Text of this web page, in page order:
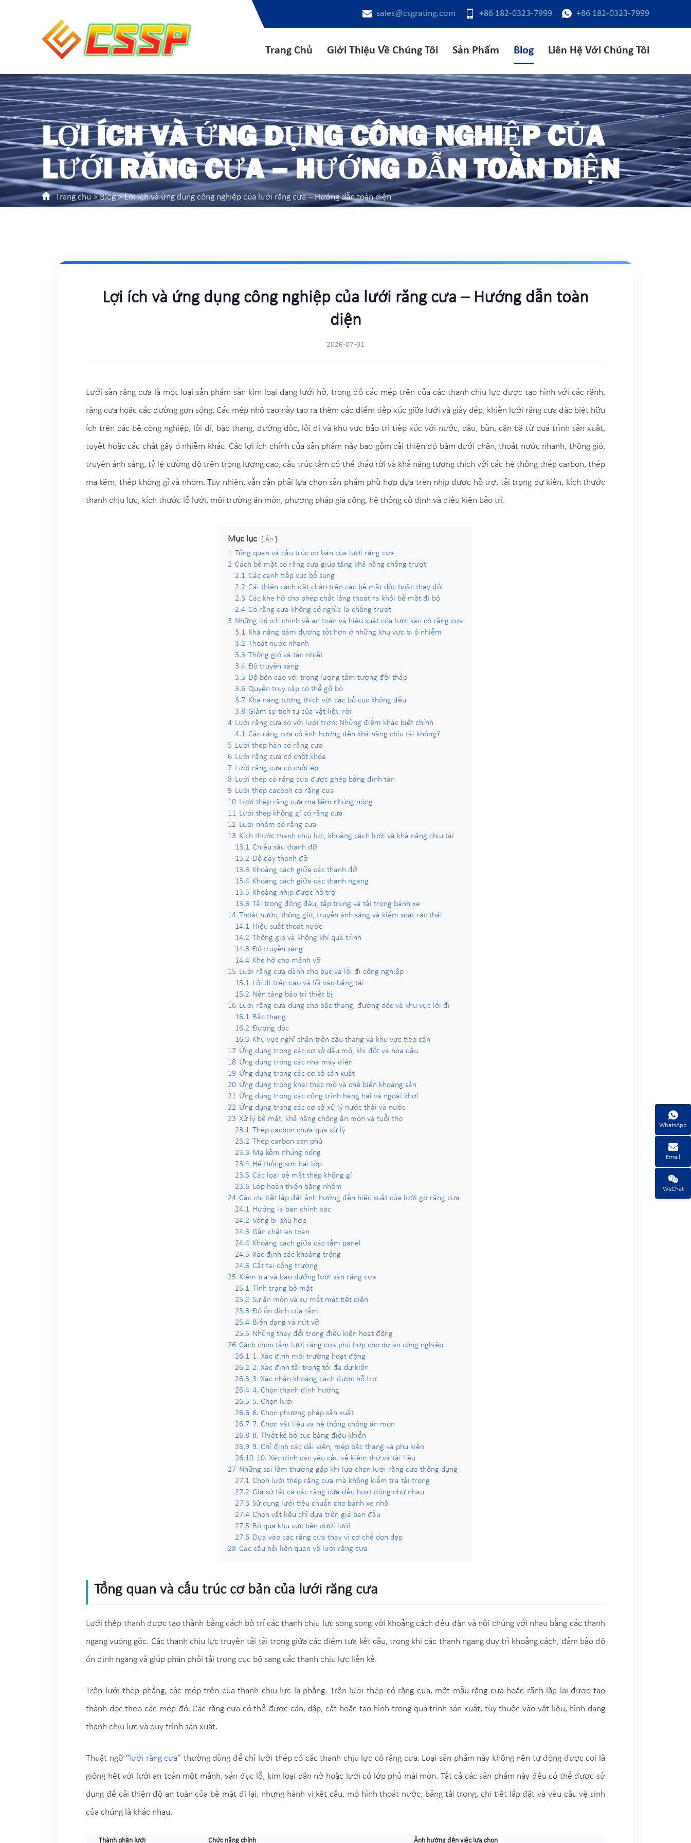
sales@csgrating.com +86 182-0323-7999 +86 182-0323-7999
Trang Chủ Giới Thiệu Về Chúng Tôi Sản Phẩm Blog Liên Hệ Với Chúng Tôi
LỢI ÍCH VÀ ỨNG DỤNG CÔNG NGHIỆP CỦA
LƯỚI RĂNG CƯA – HƯỚNG DẪN TOÀN DIỆN
Trang chủ>Blog> Lợi ích và ứng dụng công nghiệp của lưới răng cưa – Hướng dẫn toàn diện
Lợi ích và ứng dụng công nghiệp của lưới răng cưa – Hướng dẫn toàn
diện
2026-07-01
Lưới sàn răng cưa là một loại sản phẩm sàn kim loại dạng lưới hở, trong đó các mép trên của các thanh chịu lực được tạo hình với các rãnh,
răng cưa hoặc các đường gợn sóng. Các mép nhô cao này tạo ra thêm các điểm tiếp xúc giữa lưới và giày dép, khiến lưới răng cưa đặc biệt hữu
ích trên các bệ công nghiệp, lối đi, bậc thang, đường dốc, lối đi và khu vực bảo trì tiếp xúc với nước, dầu, bùn, cặn bã từ quá trình sản xuất,
tuyết hoặc các chất gây ô nhiễm khác. Các lợi ích chính của sản phẩm này bao gồm cải thiện độ bám dưới chân, thoát nước nhanh, thông gió,
truyền ánh sáng, tỷ lệ cường độ trên trọng lượng cao, cấu trúc tấm có thể tháo rời và khả năng tương thích với các hệ thống thép carbon, thép
mạ kẽm, thép không gỉ và nhôm. Tuy nhiên, vẫn cần phải lựa chọn sản phẩm phù hợp dựa trên nhịp được hỗ trợ, tải trọng dự kiến, kích thước
thanh chịu lực, kích thước lỗ lưới, môi trường ăn mòn, phương pháp gia công, hệ thống cố định và điều kiện bảo trì.
Mục lục Ẩn
1 Tổng quan và cấu trúc cơ bản của lưới răng cưa
2 Cách bề mặt có răng cưa giúp tăng khả năng chống trượt
2.1 Các cạnh tiếp xúc bổ sung
2.2 Cải thiện cách đặt chân trên các bề mặt dốc hoặc thay đổi
2.3 Các khe hở cho phép chất lỏng thoát ra khỏi bề mặt đi bộ
2.4 Có răng cưa không có nghĩa là chống trượt
3 Những lợi ích chính về an toàn và hiệu suất của lưới sàn có răng cưa
3.1 Khả năng bám đường tốt hơn ở những khu vực bị ô nhiễm
3.2 Thoát nước nhanh
3.3 Thông gió và tản nhiệt
3.4 Độ truyền sáng
3.5 Độ bền cao với trọng lượng tấm tương đối thấp
3.6 Quyền truy cập có thể gỡ bỏ
3.7 Khả năng tương thích với các bố cục không đều
3.8 Giảm sự tích tụ của vật liệu rời
4 Lưới răng cưa so với lưới trơn: Những điểm khác biệt chính
4.1 Các răng cưa có ảnh hưởng đến khả năng chịu tải không?
5 Lưới thép hàn có răng cưa
6 Lưới răng cưa có chốt khóa
7 Lưới răng cưa có chốt ép
8 Lưới thép có răng cưa được ghép bằng đinh tán
9 Lưới thép cacbon có răng cưa
10 Lưới thép răng cưa mạ kẽm nhúng nóng
11 Lưới thép không gỉ có răng cưa
12 Lưới nhôm có răng cưa
13 Kích thước thanh chịu lực, khoảng cách lưới và khả năng chịu tải
13.1 Chiều sâu thanh đỡ
13.2 Độ dày thanh đỡ
13.3 Khoảng cách giữa các thanh đỡ
13.4 Khoảng cách giữa các thanh ngang
13.5 Khoảng nhịp được hỗ trợ
13.6 Tải trọng đồng đều, tập trung và tải trọng bánh xe
14 Thoát nước, thông gió, truyền ánh sáng và kiểm soát rác thải
14.1 Hiệu suất thoát nước
14.2 Thông gió và không khí quá trình
14.3 Độ truyền sáng
14.4 Khe hở cho mảnh vỡ
15 Lưới răng cưa dành cho bục và lối đi công nghiệp
15.1 Lối đi trên cao và lối vào băng tải
15.2 Nền tảng bảo trì thiết bị
16 Lưới răng cưa dùng cho bậc thang, đường dốc và khu vực lối đi
16.1 Bậc thang
16.2 Đường dốc
16.3 Khu vực nghỉ chân trên cầu thang và khu vực tiếp cận
17 Ứng dụng trong các cơ sở dầu mỏ, khí đốt và hóa dầu
18 Ứng dụng trong các nhà máy điện
19 Ứng dụng trong các cơ sở sản xuất
20 Ứng dụng trong khai thác mỏ và chế biến khoáng sản
21 Ứng dụng trong các công trình hàng hải và ngoài khơi
22 Ứng dụng trong các cơ sở xử lý nước thải và nước
23 Xử lý bề mặt, khả năng chống ăn mòn và tuổi thọ
23.1 Thép cacbon chưa qua xử lý
23.2 Thép carbon sơn phủ
23.3 Mạ kẽm nhúng nóng
23.4 Hệ thống sơn hai lớp
23.5 Các loại bề mặt thép không gỉ
23.6 Lớp hoàn thiện bằng nhôm
24 Các chi tiết lắp đặt ảnh hưởng đến hiệu suất của lưới gờ răng cưa
24.1 Hướng la bàn chính xác
24.2 Vòng bi phù hợp
24.3 Gắn chặt an toàn
24.4 Khoảng cách giữa các tấm panel
24.5 Xác định các khoảng trống
24.6 Cắt tại công trường
25 Kiểm tra và bảo dưỡng lưới sàn răng cưa
25.1 Tình trạng bề mặt
25.2 Sự ăn mòn và sự mất mát tiết diện
25.3 Độ ổn định của tấm
25.4 Biến dạng và nứt vỡ
25.5 Những thay đổi trong điều kiện hoạt động
26 Cách chọn tấm lưới răng cưa phù hợp cho dự án công nghiệp
26.1 1. Xác định môi trường hoạt động
26.2 2. Xác định tải trọng tối đa dự kiến
26.3 3. Xác nhận khoảng cách được hỗ trợ
26.4 4. Chọn thanh định hướng
26.5 5. Chọn lưới
26.6 6. Chọn phương pháp sản xuất
26.7 7. Chọn vật liệu và hệ thống chống ăn mòn
26.8 8. Thiết kế bố cục bảng điều khiển
26.9 9. Chỉ định các dải viền, mép bậc thang và phụ kiện
26.10 10. Xác định các yêu cầu về kiểm thử và tài liệu
27 Những sai lầm thường gặp khi lựa chọn lưới răng cưa thông dụng
27.1 Chọn lưới thép răng cưa mà không kiểm tra tải trọng
27.2 Giả sử tất cả các răng cưa đều hoạt động như nhau
27.3 Sử dụng lưới tiêu chuẩn cho bánh xe nhỏ
27.4 Chọn vật liệu chỉ dựa trên giá ban đầu
27.5 Bỏ qua khu vực bên dưới lưới
27.6 Dựa vào các răng cưa thay vì cơ chế dọn dẹp
28 Các câu hỏi liên quan về lưới răng cưa
Tổng quan và cấu trúc cơ bản của lưới răng cưa
Lưới thép thanh được tạo thành bằng cách bố trí các thanh chịu lực song song với khoảng cách đều đặn và nối chúng với nhau bằng các thanh
ngang vuông góc. Các thanh chịu lực truyền tải tải trọng giữa các điểm tựa kết cấu, trong khi các thanh ngang duy trì khoảng cách, đảm bảo độ
ổn định ngang và giúp phân phối tải trọng cục bộ sang các thanh chịu lực liền kề.
Trên lưới thép phẳng, các mép trên của thanh chịu lực là phẳng. Trên lưới thép có răng cưa, một mẫu răng cưa hoặc rãnh lặp lại được tạo
thành dọc theo các mép đó. Các răng cưa có thể được cán, dập, cắt hoặc tạo hình trong quá trình sản xuất, tùy thuộc vào vật liệu, hình dạng
thanh chịu lực và quy trình sản xuất.
Thuật ngữ “lưới răng cưa” thường dùng để chỉ lưới thép có các thanh chịu lực có răng cưa. Loại sản phẩm này không nên tự động được coi là
giống hệt với lưới an toàn một mảnh, ván đục lỗ, kim loại dãn nở hoặc lưới có lớp phủ mài mòn. Tất cả các sản phẩm này đều có thể được sử
dụng để cải thiện độ an toàn của bề mặt đi lại, nhưng hành vi kết cấu, mô hình thoát nước, bảng tải trọng, chi tiết lắp đặt và yêu cầu vệ sinh
của chúng là khác nhau.
Thành phần lưới Chức năng chính Ảnh hưởng đến việc lựa chọn
WhatsApp
Email
WeChat